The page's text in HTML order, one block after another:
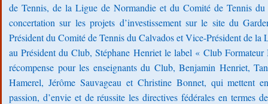
de Tennis, de la Ligue de Normandie et du Comité de Tennis
concertation sur les projets d’investissement sur le site du
Président du Comité de Tennis du Calvados et Vice-Président de la
au Président du Club, Stéphane Henriet le label « Club
récompense pour les enseignants du Club, Benjamin Henriet,
Hamerel, Jérôme Sauvageau et Christine Bonnet, qui mettent
passion, d’envie et de réussite les directives fédérales en termes